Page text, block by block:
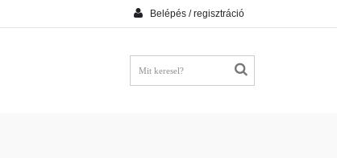
Belépés / regisztráció